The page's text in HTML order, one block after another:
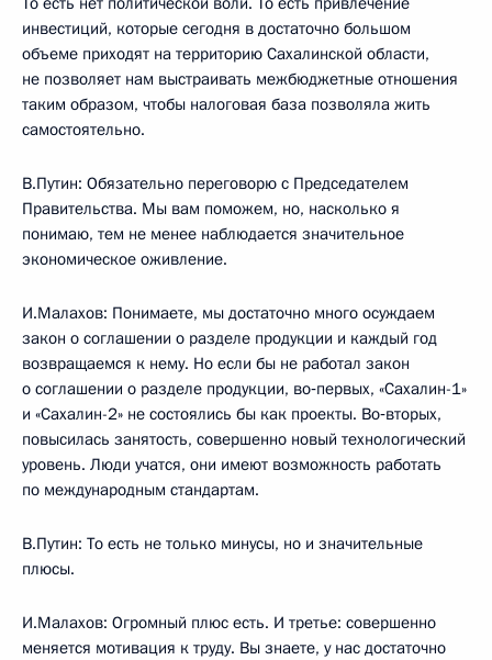
инвестиций, которые сегодня в достаточно большом
объеме приходят на территорию Сахалинской области,
не позволяет нам выстраивать межбюджетные отношения
таким образом, чтобы налоговая база позволяла жить
самостоятельно.
В.Путин: Обязательно переговорю с Председателем
Правительства. Мы вам поможем, но, насколько я
понимаю, тем не менее наблюдается значительное
экономическое оживление.
И.Малахов: Понимаете, мы достаточно много осуждаем
закон о соглашении о разделе продукции и каждый год
возвращаемся к нему. Но если бы не работал закон
о соглашении о разделе продукции, во‑первых, «Сахалин-1»
и «Сахалин-2» не состоялись бы как проекты. Во‑вторых,
повысилась занятость, совершенно новый технологический
уровень. Люди учатся, они имеют возможность работать
по международным стандартам.
В.Путин: То есть не только минусы, но и значительные
плюсы.
И.Малахов: Огромный плюс есть. И третье: совершенно
меняется мотивация к труду. Вы знаете, у нас достаточно